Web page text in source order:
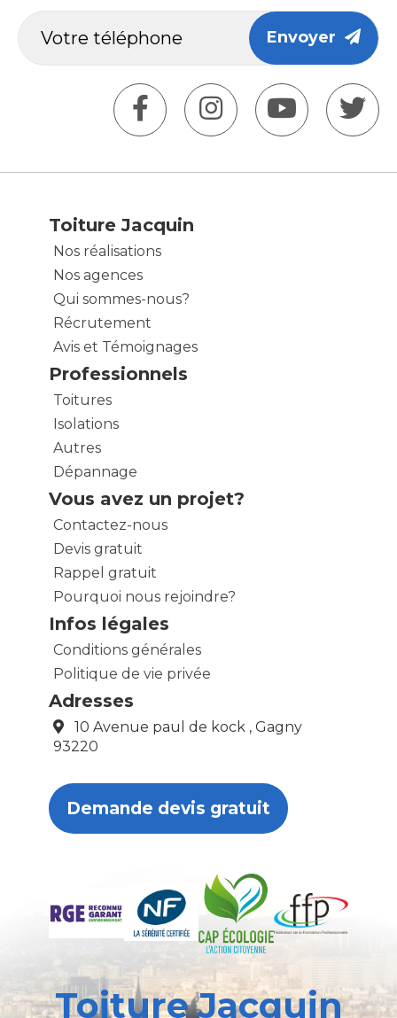
Envoyer
Toiture Jacquin
Nos réalisations
Nos agences
Qui sommes-nous?
Récrutement
Avis et Témoignages
Professionnels
Toitures
Isolations
Autres
Dépannage
Vous avez un projet?
Contactez-nous
Devis gratuit
Rappel gratuit
Pourquoi nous rejoindre?
Infos légales
Conditions générales
Politique de vie privée
Adresses
10 Avenue paul de kock , Gagny
93220
Demande devis gratuit
Toiture Jacquin